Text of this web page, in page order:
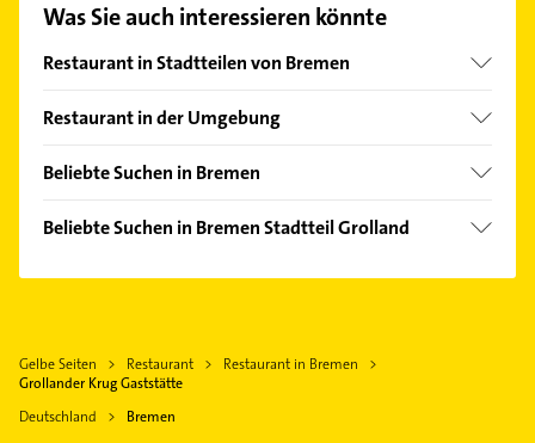
finden Sie alleKontaktdaten.
Was Sie auch interessieren könnte
Restaurant in Stadtteilen von Bremen
Alte Neustadt
Bahnhofsvorstadt
Borgfeld
Buntentor
Fesenfeld
Findorff-Bürgerweide
Restaurant in der Umgebung
Stuhr
Weyhe bei Bremen
Osterholz-Scharmbeck
Achim bei Bremen
Hude (Oldb)
Beliebte Suchen in Bremen
Putzfrau
Steuerberater
Logopädie
Kammerjäger
Beliebte Suchen in Bremen Stadtteil Grolland
Immobilien
Immobilienmakler
Gelbe Seiten Restaurant
Restaurant in Bremen
Grollander Krug Gaststätte
Deutschland
Bremen